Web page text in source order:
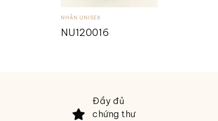
NHẪN UNISEX
NU120016
Đầy đủ
chứng thư